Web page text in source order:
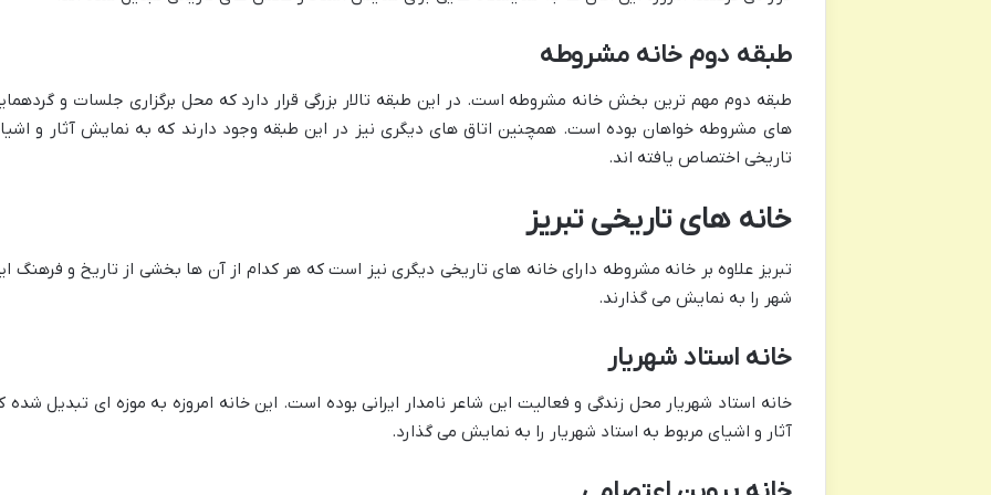
طبقه دوم خانه مشروطه
طبقه دوم مهم ترین بخش خانه مشروطه است. در این طبقه تالار بزرگی قرار دارد که محل برگزاری جلسات و
های مشروطه خواهان بوده است. همچنین اتاق های دیگری نیز در این طبقه وجود دارند که به نمایش آثار و
تاریخی اختصاص یافته اند.
خانه های تاریخی تبریز
تبریز علاوه بر خانه مشروطه دارای خانه های تاریخی دیگری نیز است که هر کدام از آن ها بخشی از تاریخ و فرهنگ
شهر را به نمایش می گذارند.
خانه استاد شهریار
خانه استاد شهریار محل زندگی و فعالیت این شاعر نامدار ایرانی بوده است. این خانه امروزه به موزه ای تبدیل شده
آثار و اشیای مربوط به استاد شهریار را به نمایش می گذارد.